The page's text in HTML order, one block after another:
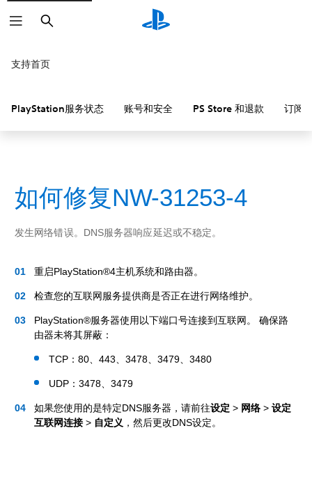
搜
索
支持首页
PlayStation服务状态 账号和安全 PS Store 和退款 订阅
如何修复NW-31253-4
发生网络错误。DNS服务器响应延迟或不稳定。
重启PlayStation®4主机系统和路由器。
检查您的互联网服务提供商是否正在进行网络维护。
PlayStation®服务器使用以下端口号连接到互联网。 确保路
由器未将其屏蔽：
TCP：80、443、3478、3479、3480
UDP：3478、3479
如果您使用的是特定DNS服务器，请前往设定 > 网络 > 设定
互联网连接 > 自定义 ，然后更改DNS设定。